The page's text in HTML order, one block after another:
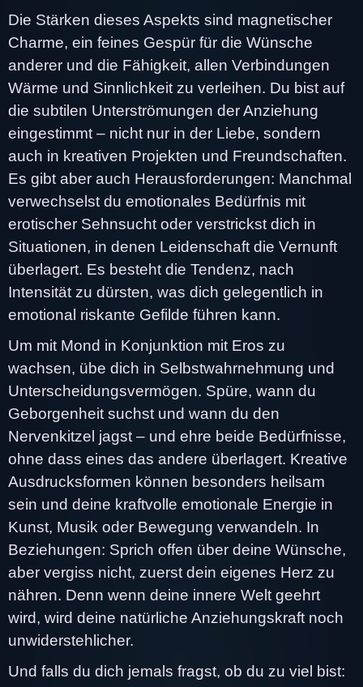
Die Stärken dieses Aspekts sind magnetischer
Charme, ein feines Gespür für die Wünsche
anderer und die Fähigkeit, allen Verbindungen
Wärme und Sinnlichkeit zu verleihen. Du bist auf
die subtilen Unterströmungen der Anziehung
eingestimmt – nicht nur in der Liebe, sondern
auch in kreativen Projekten und Freundschaften.
Es gibt aber auch Herausforderungen: Manchmal
verwechselst du emotionales Bedürfnis mit
erotischer Sehnsucht oder verstrickst dich in
Situationen, in denen Leidenschaft die Vernunft
überlagert. Es besteht die Tendenz, nach
Intensität zu dürsten, was dich gelegentlich in
emotional riskante Gefilde führen kann.
Um mit Mond in Konjunktion mit Eros zu
wachsen, übe dich in Selbstwahrnehmung und
Unterscheidungsvermögen. Spüre, wann du
Geborgenheit suchst und wann du den
Nervenkitzel jagst – und ehre beide Bedürfnisse,
ohne dass eines das andere überlagert. Kreative
Ausdrucksformen können besonders heilsam
sein und deine kraftvolle emotionale Energie in
Kunst, Musik oder Bewegung verwandeln. In
Beziehungen: Sprich offen über deine Wünsche,
aber vergiss nicht, zuerst dein eigenes Herz zu
nähren. Denn wenn deine innere Welt geehrt
wird, wird deine natürliche Anziehungskraft noch
unwiderstehlicher.
Und falls du dich jemals fragst, ob du zu viel bist: